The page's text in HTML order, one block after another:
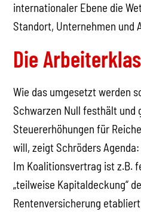
internationaler Ebene die
Standort, Unternehmen und
Die
Wie das umgesetzt werden
Schwarzen Null festhält und
Steuererhöhungen für
will, zeigt Schröders
Im Koalitionsvertrag ist z.B.
„teilweise Kapitaldeckung“
Rentenversicherung